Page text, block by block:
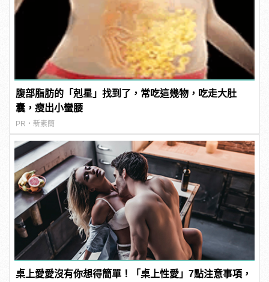
腹部脂肪的「剋星」找到了，常吃這幾物，吃走大肚
囊，瘦出小蠻腰
PR・新素簡
桌上愛愛沒有你想得簡單！「桌上性愛」7點注意事項，